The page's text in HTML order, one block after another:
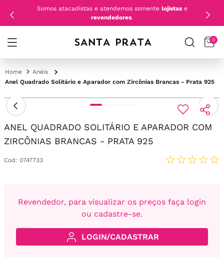
Somos atacadistas e atendemos somente lojistase
revendedores.
0
Anéis
Anel Quadrado Solitário e Aparador com Zircônias Brancas - Prata 925
ANEL QUADRADO SOLITÁRIO E APARADOR COM
ZIRCÔNIAS BRANCAS - PRATA 925
Cod : 0747733 ☆☆☆☆☆
Revendedor, para visualizar os preços faça login
ou cadastre-se.
LOGIN/CADASTRAR